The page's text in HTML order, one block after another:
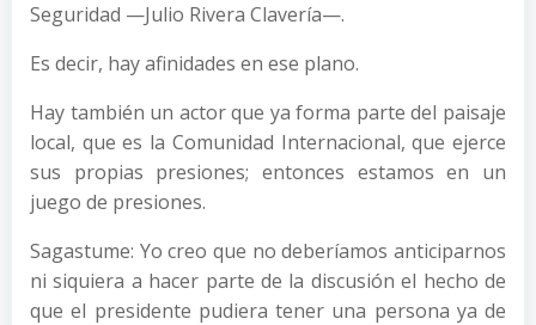
Seguridad —Julio Rivera Clavería—.
Es decir, hay afinidades en ese plano.
Hay también un actor que ya forma parte del paisaje
local, que es la Comunidad Internacional, que ejerce
sus propias presiones; entonces estamos en un
juego de presiones.
Sagastume: Yo creo que no deberíamos anticiparnos
ni siquiera a hacer parte de la discusión el hecho de
que el presidente pudiera tener una persona ya de